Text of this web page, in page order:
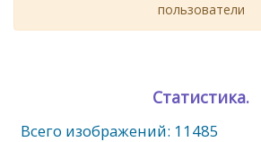
пользователи
Статистика.
Всего изображений: 11485